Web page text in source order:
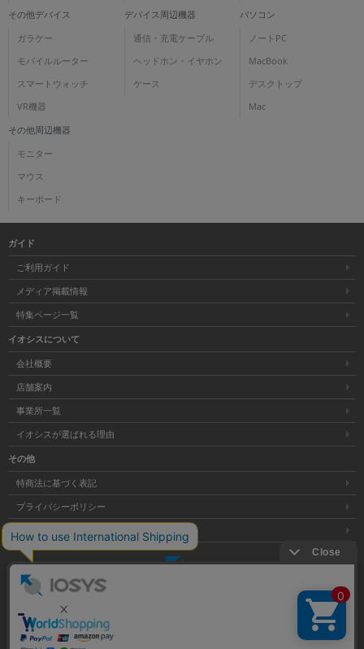
その他デバイス
ガラケー
モバイルルーター
スマートウォッチ
VR機器
デバイス周辺機器
通信・充電ケーブル
ヘッドホン・イヤホン
ケース
パソコン
ノートPC
MacBook
デスクトップ
Mac
その他周辺機器
モニター
マウス
キーボード
ガイド
ご利用ガイド
メディア掲載情報
特集ページ一覧
イオシスについて
会社概要
店舗案内
事業所一覧
イオシスが選ばれる理由
その他
特商法に基づく表記
プライバシーポリシー
大阪府公安委員会発行 古物商許可証 第621121002176号
Copyright © 株式会社イオシス All Rights Reserved.